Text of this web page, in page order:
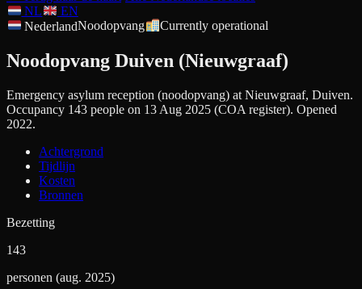
NL
EN
NederlandNoodopvang Currently operational
Noodopvang Duiven (Nieuwgraaf)
Emergency asylum reception (noodopvang) at Nieuwgraaf, Duiven.
Occupancy 143 people on 13 Aug 2025 (COA register). Opened
2022.
Achtergrond
Tijdlijn
Kosten
Bronnen
Bezetting
143
personen (aug. 2025)